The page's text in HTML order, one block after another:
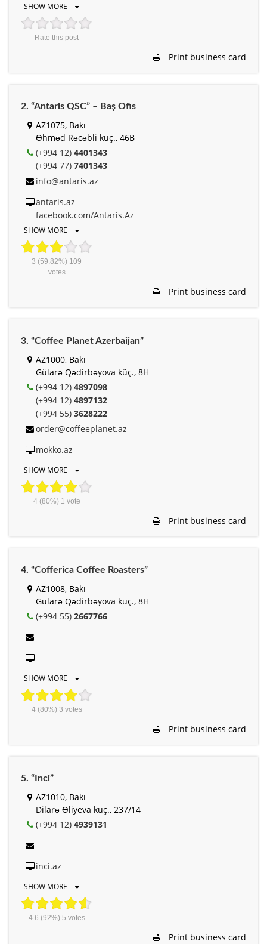
SHOW MORE
Rate this post
Print business card
2. “Antaris QSC” – Baş Ofis
AZ1075, Bakı
Əhməd Rəcəbli küç., 46B
(+994 12) 4401343
(+994 77) 7401343
info@antaris.az
antaris.az
facebook.com/Antaris.Az
SHOW MORE
3 (59.82%) 109
votes
Print business card
3. “Coffee Planet Azerbaijan”
AZ1000, Bakı
Gülarə Qədirbəyova küç., 8H
(+994 12) 4897098
(+994 12) 4897132
(+994 55) 3628222
order@coffeeplanet.az
mokko.az
SHOW MORE
4(80%) 1 vote
Print business card
4. “Cofferica Coffee Roasters”
AZ1008, Bakı
Gülarə Qədirbəyova küç., 8H
(+994 55) 2667766
SHOW MORE
4(80%) 3 votes
Print business card
5. “Inci”
AZ1010, Bakı
Dilarə Əliyeva küç., 237/14
(+994 12) 4939131
inci.az
SHOW MORE
4.6 (92%) 5 votes
Print business card